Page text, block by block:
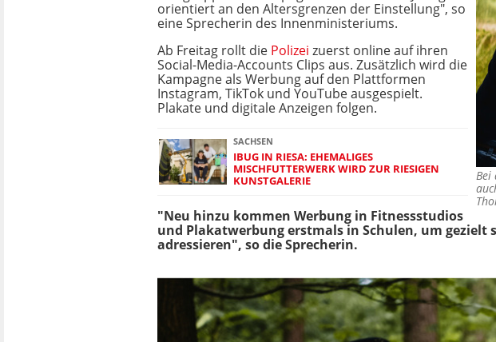
Bei
orientiert an den Altersgrenzen der Einstellung", so
eine Sprecherin des Innenministeriums.
Ab Freitag rollt die Polizei zuerst online auf ihren
Social-Media-Accounts Clips aus. Zusätzlich wird die
Kampagne als Werbung auf den Plattformen
Instagram, TikTok und YouTube ausgespielt.
Plakate und digitale Anzeigen folgen.
SACHSEN
IBUG IN RIESA: EHEMALIGES
MISCHFUTTERWERK WIRD ZUR RIESIGEN
KUNSTGALERIE
"Neu hinzu kommen Werbung in Fitnessstudios
und Plakatwerbung erstmals in Schulen, um
adressieren", so die Sprecherin.